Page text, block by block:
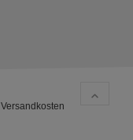
Versandkosten